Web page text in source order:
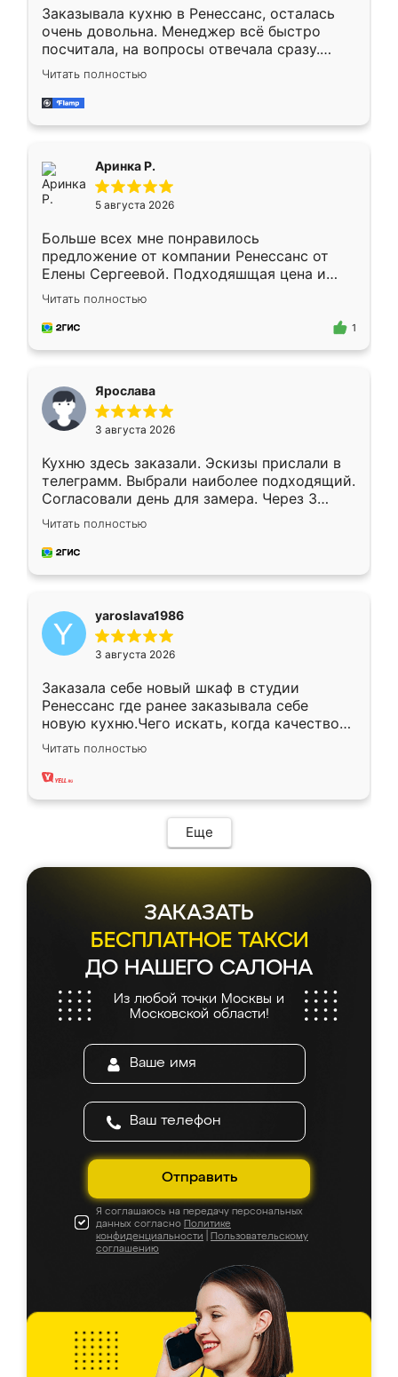
Заказывала кухню в Ренессанс, осталась
очень довольна. Менеджер всё быстро
посчитала, на вопросы отвечала сразу.
Замерщик приехал в субботу, подошёл к
делу со всей ответственностью. Собрали
за день, ребята работали аккуратно, даже
Читать полностью
Аринка Р.
5 августа 2026
Больше всех мне понравилось
предложение от компании Ренессанс от
Елены Сергеевой. Подходяшщая цена и
короткие сроки изготовления. Приехавший
для замера сотрудник Владислав
предложил по моему эскизу самый
Читать полностью
1
Ярослава
3 августа 2026
Кухню здесь заказали. Эскизы прислали в
телеграмм. Выбрали наиболее подходящий.
Согласовали день для замера. Через 3
недели кухня была уже готова. Остались
довольны работой. Спасибо Ренессанс
мебель за качественную работу!
Читать полностью
yaroslava1986
3 августа 2026
Заказала себе новый шкаф в студии
Ренессанс где ранее заказывала себе
новую кухню.Чего искать, когда качеством
вполне довольна. Служит кухня уже почти
два года, нареканий нет.
Читать полностью
Еще
ЗАКАЗАТЬ
БЕСПЛАТНОЕ ТАКСИ
ДО НАШЕГО САЛОНА
Из любой точки Москвы и
Московской области!
Отправить
Я соглашаюсь на передачу персональных
данных согласно Политике
конфиденциальности
Пользовательскому
соглашению